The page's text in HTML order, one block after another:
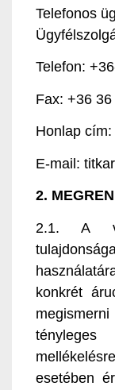
Telefonos
Telefon:
Fax: +36
Honlap cím:
E-mail:
2.
2.1. A
konkrét
tényleges
esetében